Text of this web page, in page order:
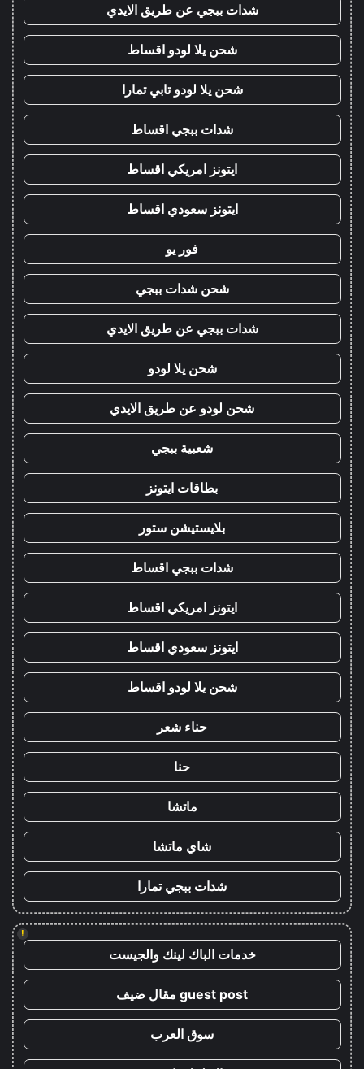
شدات ببجي عن طريق الايدي
شحن يلا لودو اقساط
شحن يلا لودو تابي تمارا
شدات ببجي اقساط
ايتونز امريكي اقساط
ايتونز سعودي اقساط
فور يو
شحن شدات ببجي
شدات ببجي عن طريق الايدي
شحن يلا لودو
شحن لودو عن طريق الايدي
شعبية ببجي
بطاقات ايتونز
بلايستيشن ستور
شدات ببجي اقساط
ايتونز امريكي اقساط
ايتونز سعودي اقساط
شحن يلا لودو اقساط
حناء شعر
حنا
ماتشا
شاي ماتشا
شدات ببجي تمارا
!
خدمات الباك لينك والجيست
guest post مقال ضيف
سوق العرب